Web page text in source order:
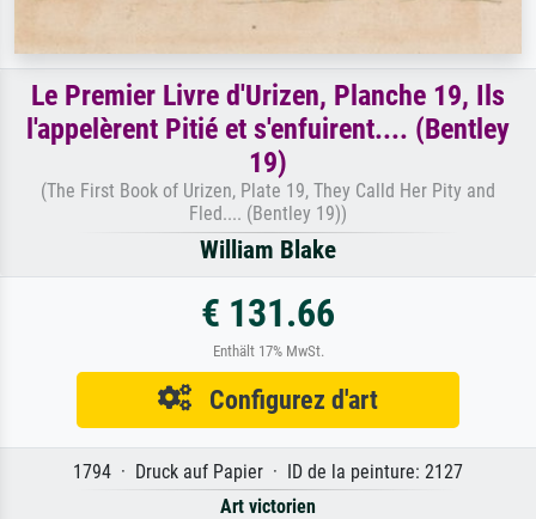
Le Premier Livre d'Urizen, Planche 19, Ils
l'appelèrent Pitié et s'enfuirent.... (Bentley
19)
(The First Book of Urizen, Plate 19, They Calld Her Pity and
Fled.... (Bentley 19))
William Blake
€ 131.66
Enthält 17% MwSt.
Configurez d'art
1794 · Druck auf Papier · ID de la peinture: 2127
Art victorien